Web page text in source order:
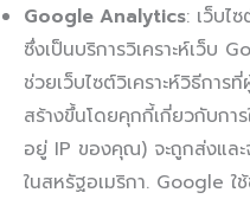
Google Analytics: เว็บไ
ซึ่งเป็นบริการวิเคราะห์เว็บ
ช่วยเว็บไซต์วิเคราะห์วิธีการ
สร้างขึ้นโดยคุกกี้เกี่ยวกับกา
อยู่ IP ของคุณ) จะถูกส่งและ
ในสหรัฐอเมริกา. Google ใ